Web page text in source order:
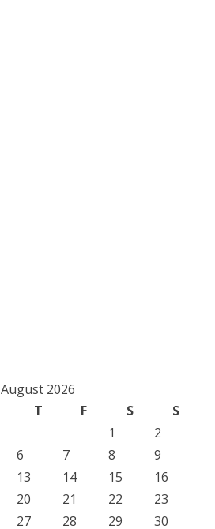
August 2026
T F S
S
1
2
6 7 8
9
13 14 15
16
20 21 22
23
27 28 29 30